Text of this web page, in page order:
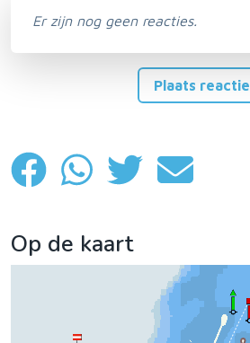
Er zijn nog geen reacties.
Plaats reactie
Op de kaart